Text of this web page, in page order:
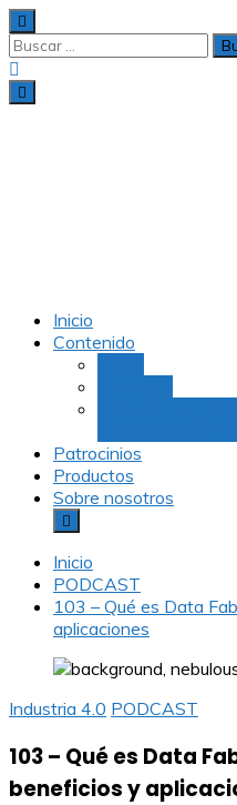
Inicio
Contenido
Patrocinios
Productos
Sobre nosotros
Inicio
PODCAST
103 – Qué es Data
aplicaciones
Industria 4.0 PODCAST
103 – Qué es Data
beneficios y